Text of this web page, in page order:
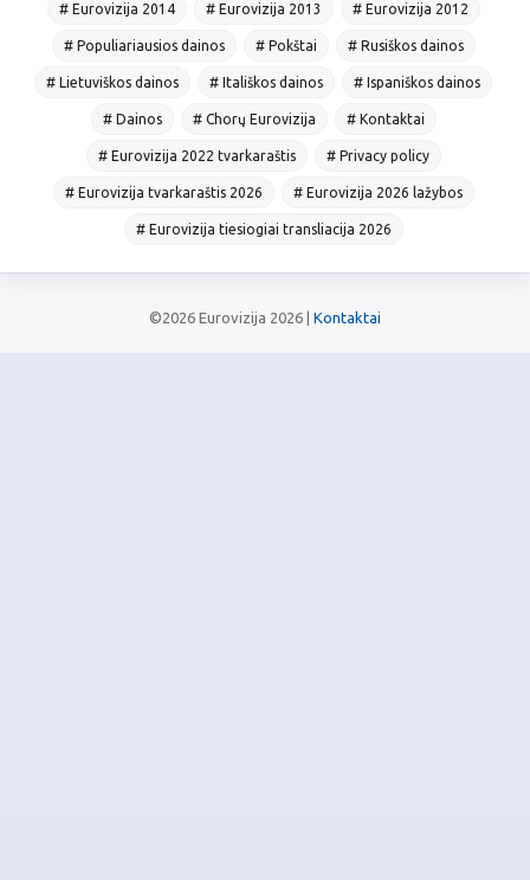
# Eurovizija 2014 # Eurovizija 2013 # Eurovizija 2012
# Populiariausios dainos # Pokštai # Rusiškos dainos
# Lietuviškos dainos # Itališkos dainos # Ispaniškos dainos
# Dainos # Chorų Eurovizija # Kontaktai
# Eurovizija 2022 tvarkaraštis # Privacy policy
# Eurovizija tvarkaraštis 2026 # Eurovizija 2026 lažybos
# Eurovizija tiesiogiai transliacija 2026
©2026 Eurovizija 2026 | Kontaktai